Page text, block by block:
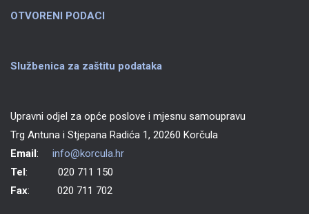
OTVORENI PODACI
Službenica za zaštitu podataka
Upravni odjel za opće poslove i mjesnu samoupravu
Trg Antuna i Stjepana Radića 1, 20260 Korčula
Email: info@korcula.hr
Tel: 020 711 150
Fax: 020 711 702